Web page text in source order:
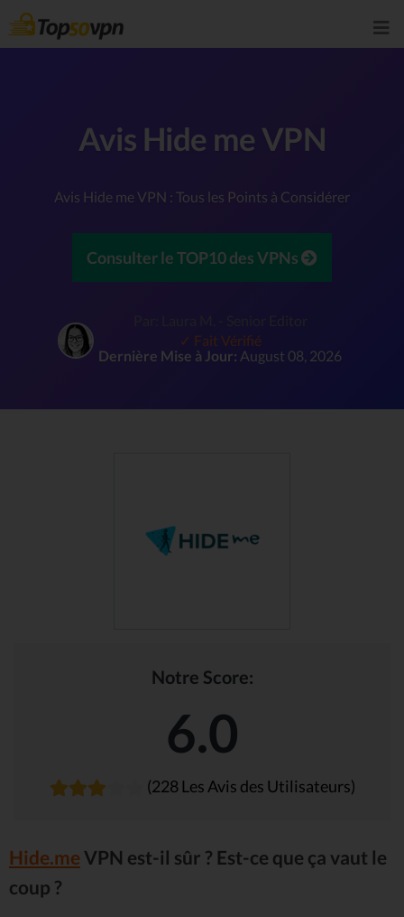
Avis Hide me VPN
Avis Hide me VPN : Tous les Points à Considérer
Consulter le TOP10 des VPNs
✓ Fait Vérifié
Dernière Mise à Jour: August 08, 2026
Notre Score:
6.0
(228 Les Avis des Utilisateurs)
Hide.meVPN est-il sûr ? Est-ce que ça vaut le
coup ?